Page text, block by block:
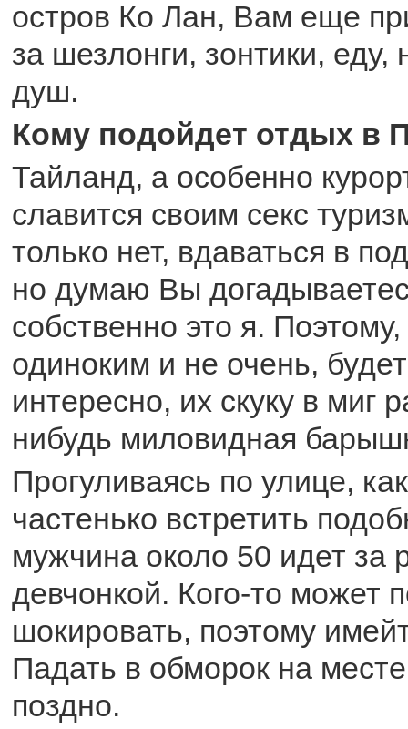
остров Ко Лан, Вам еще
за шезлонги, зонтики, еду,
душ.
Кому подойдет отдых в
Тайланд, а особенно
славится своим секс
только нет, вдаваться в
но думаю Вы
собственно это я.
одиноким и не очень,
интересно, их скуку в миг
нибудь миловидная
Прогуливаясь по улице,
частенько встретить
мужчина около 50 идет за
девчонкой. Кого-то может
шокировать, поэтому
Падать в обморок на
поздно.